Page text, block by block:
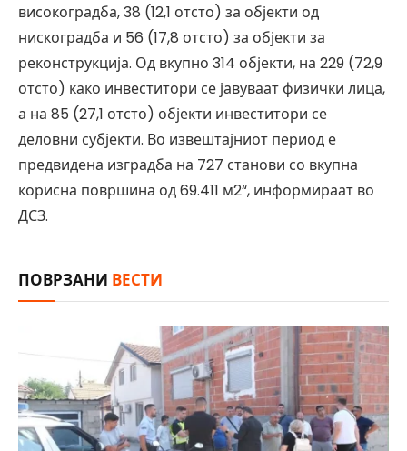
високоградба, 38 (12,1 отсто) за објекти од
нискоградба и 56 (17,8 отсто) за објекти за
реконструкција. Од вкупно 314 објекти, на 229 (72,9
отсто) како инвеститори се јавуваат физички лица,
а на 85 (27,1 отсто) објекти инвеститори се
деловни субјекти. Во извештајниот период е
предвидена изградба на 727 станови со вкупна
корисна површина од 69.411 м2“, информираат во
ДСЗ.
ПОВРЗАНИ ВЕСТИ